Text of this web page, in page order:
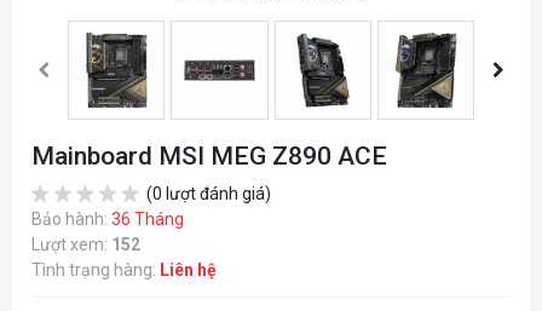
Mainboard MSI MEG Z890 ACE
(0 lượt đánh giá)
Bảo hành: 36 Tháng
Lượt xem: 152
Tình trạng hàng: Liên hệ